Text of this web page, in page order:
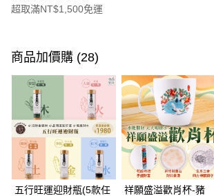
超取滿NT$1,500免運
信用卡一次付款
LINE Pay
Apple Pay
街口支付
悠遊付
全支付
商品加價購 (28)
五行旺運迎財瓶(5款任
祥願盛溢歡肖杯-豬